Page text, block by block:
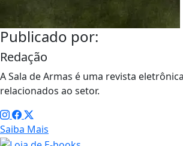
Publicado por:
Redação
A Sala de Armas é uma revista
relacionados ao setor.
Saiba Mais